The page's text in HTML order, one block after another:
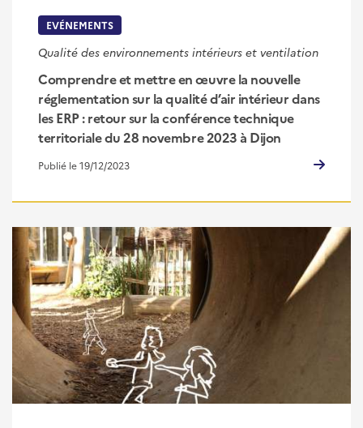
EVÉNEMENTS
Qualité des environnements intérieurs et ventilation
Comprendre et mettre en œuvre la nouvelle
réglementation sur la qualité d’air intérieur dans
les ERP : retour sur la conférence technique
territoriale du 28 novembre 2023 à Dijon
Publié le 19/12/2023